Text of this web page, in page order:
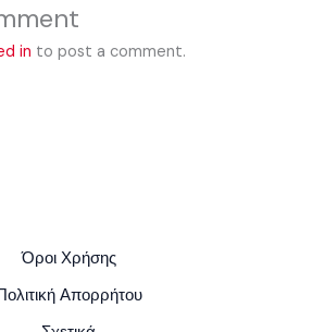
in to post a comment.
Όροι Χρήσης
Απορρήτου